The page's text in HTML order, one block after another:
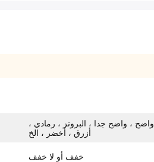
واضح ، واضح جدا ، البرونز ، رمادي ،
أزرق ، أخضر ، الخ
خفف أو لا خفف